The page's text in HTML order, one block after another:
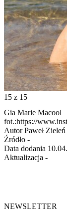
15 z 15
Gia Marie Macool
fot.:https://
Autor Paweł
Źródło -
Data dodania
Aktualizacja -
NEWSLETTER